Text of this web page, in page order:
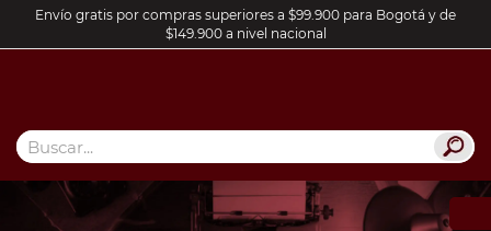
Envío gratis por compras superiores a $99.900 para Bogotá y de
$149.900 a nivel nacional